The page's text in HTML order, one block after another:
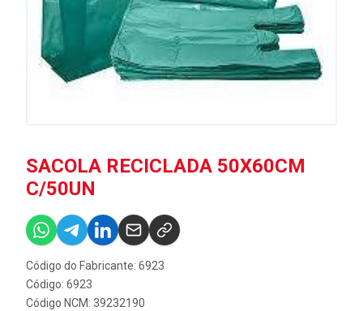
SACOLA RECICLADA 50X60CM
C/50UN
Código do Fabricante: 6923
Código: 6923
Código NCM: 39232190